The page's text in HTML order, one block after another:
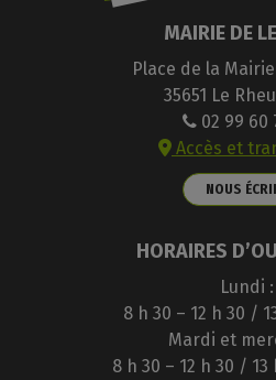
MAIRIE DE
Place de la Mairie
35651 Le
02 99 60
Accès et
NOUS
HORAIRES
Lundi :
8 h 30 – 12 h 30 /
Mardi et
8 h 30 – 12 h 30 / 13